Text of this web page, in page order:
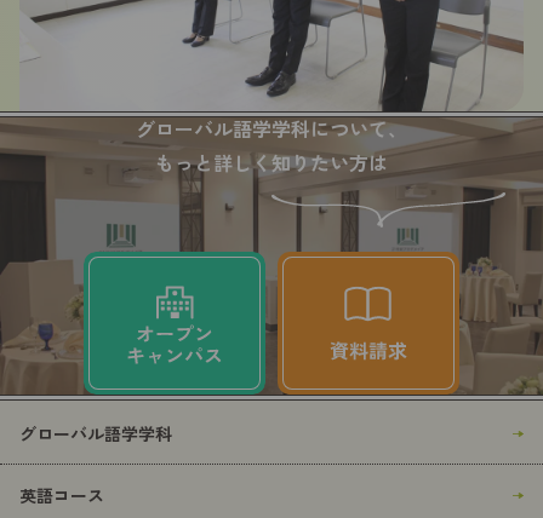
グローバル語学学科について、
もっと詳しく知りたい方は
グローバル語学学科
英語コース